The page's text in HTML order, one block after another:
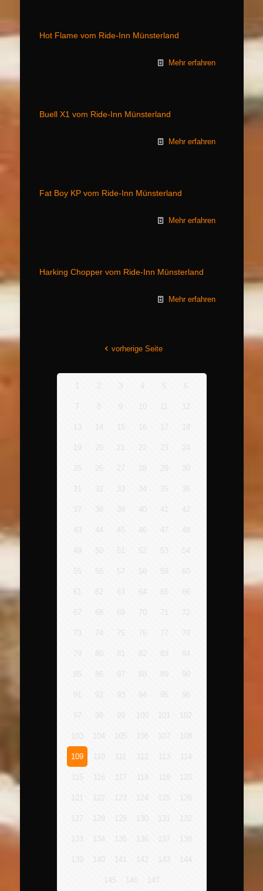
Hot Flame vom Ride-Inn Münsterland
Mehr erfahren
Buell X1 vom Ride-Inn Münsterland
Mehr erfahren
Fat Boy KP vom Ride-Inn Münsterland
Mehr erfahren
Harking Chopper vom Ride-Inn Münsterland
Mehr erfahren
vorherige Seite
1 2 3 5
7 8 10 11 12
13 14 15 16 17 18
19 20 21 22 23 24
25 26 27 28 29 30
31 32 33 34 35 36
37 38 39 41 42
43 45 47 48
50 51 52 53 54
55 56 57 58 59
61 62 63 65
67 68 70 71 72
73 74 75 76 77 78
79 80 81 82 83 84
85 86 87 88 89
91 92 93 95
97 98 100 101 102
103 104 105 106 107 108
109 110 111 112 113 114
115 116 117 118 119 120
121 122 123 124 125 126
127 128 129 130 131 132
133 134 135 136 137 138
139 140 141 142 143 144
145 146 147